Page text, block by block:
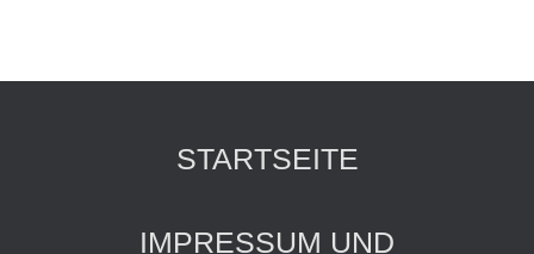
STARTSEITE
IMPRESSUM UND